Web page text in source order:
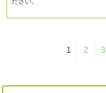
1 2 3